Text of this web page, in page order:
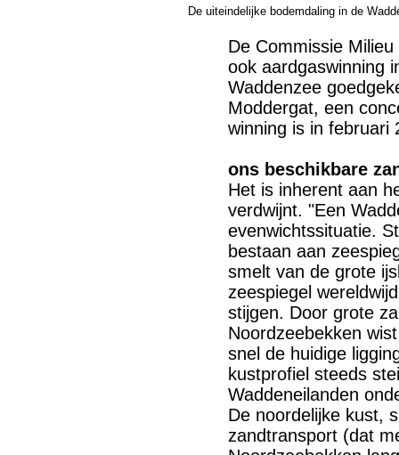
De uiteindelijke bodemdaling in de
De Commissie
ook aardgaswinning
Waddenzee
Moddergat, een
winning is in februari
ons beschikbare
Het is inherent aan
verdwijnt. "Een
evenwichtssituatie.
bestaan aan
smelt van de grote
zeespiegel
stijgen. Door grote
Noordzeebekken
snel de huidige
kustprofiel steeds
Waddeneilanden
De noordelijke kust,
zandtransport (dat